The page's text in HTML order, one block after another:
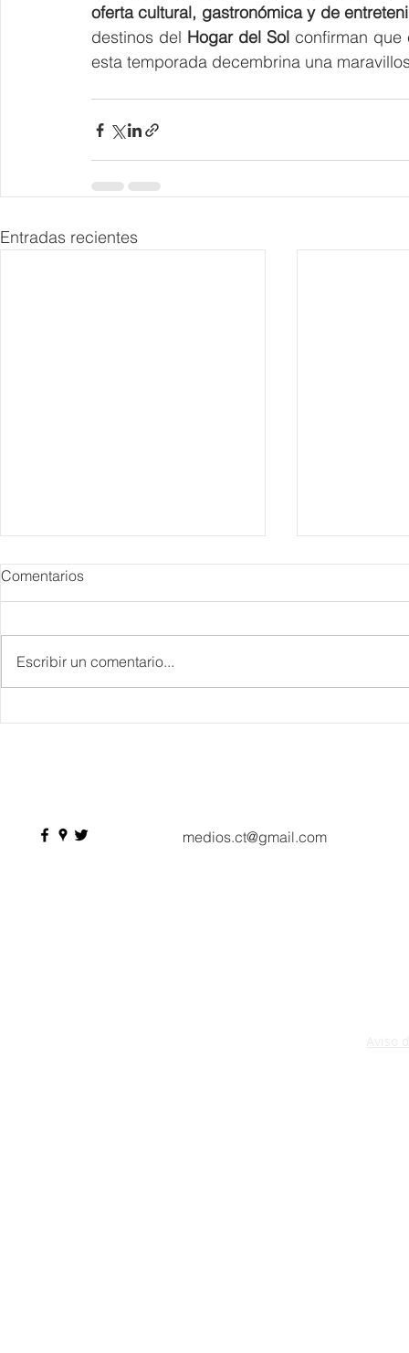
oferta cultural, gastronómica y de
destinos del Hogar del Sol confirman que
esta temporada decembrina una
Entradas recientes
Comentarios
Escribir un comentario...
medios.ct@gmail.com